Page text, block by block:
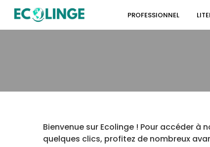
PROFESSIONNEL
Bienvenue sur Ecolinge ! Pour accéder
quelques clics, profitez de nombreux